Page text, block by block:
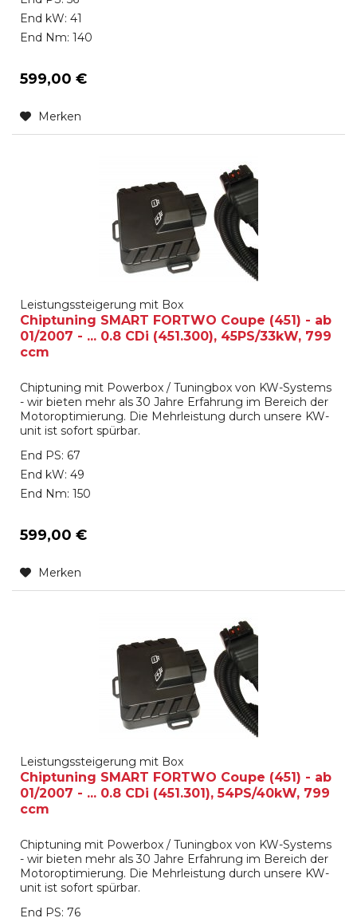
End kW: 41
End Nm: 140
599,00 €
Merken
Leistungssteigerung mit Box
Chiptuning SMART FORTWO Coupe (451) - ab
01/2007 - ... 0.8 CDi (451.300), 45PS/33kW, 799
ccm
Chiptuning mit Powerbox / Tuningbox von KW-Systems
- wir bieten mehr als 30 Jahre Erfahrung im Bereich der
Motoroptimierung. Die Mehrleistung durch unsere KW-
unit ist sofort spürbar.
End PS: 67
End kW: 49
End Nm: 150
599,00 €
Merken
Leistungssteigerung mit Box
Chiptuning SMART FORTWO Coupe (451) - ab
01/2007 - ... 0.8 CDi (451.301), 54PS/40kW, 799
ccm
Chiptuning mit Powerbox / Tuningbox von KW-Systems
- wir bieten mehr als 30 Jahre Erfahrung im Bereich der
Motoroptimierung. Die Mehrleistung durch unsere KW-
unit ist sofort spürbar.
End PS: 76